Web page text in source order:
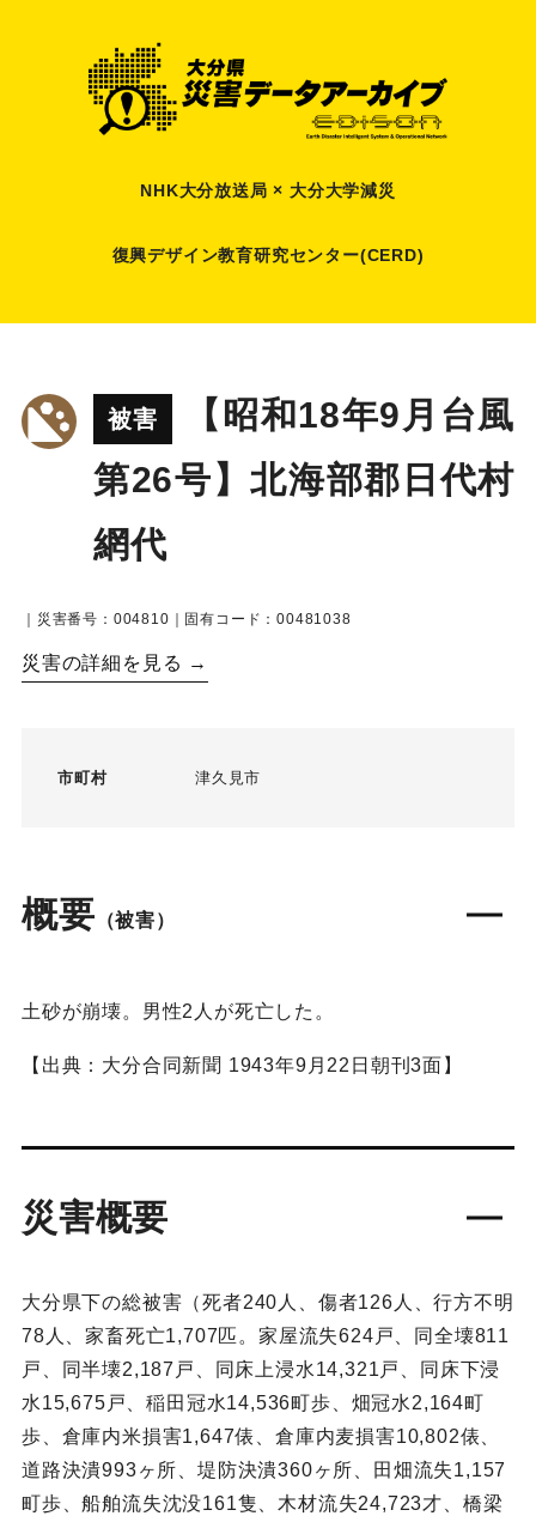
NHK大分放送局 × 大分大学減災
復興デザイン教育研究センター(CERD)
被害
【昭和18年9月台風
第26号】北海部郡日代村
網代
｜災害番号：004810｜固有コード：00481038
災害の詳細を見る →
市町村 津久見市
概要 （被害）
土砂が崩壊。男性2人が死亡した。
【出典：大分合同新聞 1943年9月22日朝刊3面】
災害概要
大分県下の総被害（死者240人、傷者126人、行方不明
78人、家畜死亡1,707匹。家屋流失624戸、同全壊811
戸、同半壊2,187戸、同床上浸水14,321戸、同床下浸
水15,675戸、稲田冠水14,536町歩、畑冠水2,164町
歩、倉庫内米損害1,647俵、倉庫内麦損害10,802俵、
道路決潰993ヶ所、堤防決潰360ヶ所、田畑流失1,157
町歩、船舶流失沈没161隻、木材流失24,723才、橋梁